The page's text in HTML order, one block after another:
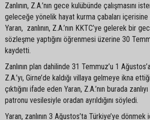
Zanlının, Z.A.’nın gece kulübünde çalışmasını
geleceğe yönelik hayat kurma çabaları
Yaran, zanlının, Z.A.’nın KKTC’ye gelerek bir
sözleşme yaptığını öğrenmesi üzerine 30
kaydetti.
Zanlının plan dahilinde 31 Temmuz’u 1
Z.A.’yı, Girne’de kaldığı villaya gelmeye ikna
çıktığını ifade eden Yaran, Z.A.’nın burada
patronu vesilesiyle oradan ayrıldığını söyledi.
Yaran, zanlının 3 Ağustos’ta Türkiye’ye dönmek